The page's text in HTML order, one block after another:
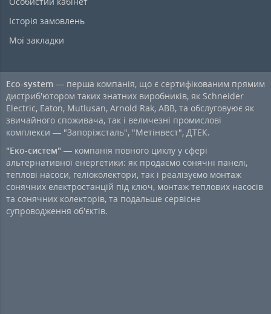
Історія замовлень
Мої закладки
Eco-system — перша компанія, що є сертифікованим прямим
дистриб'ютором таких знатних виробників, як Schneider
Electric, Eaton, Mutlusan, Arnold Rak, ABB, та обслуговуює як
звичайного споживача, так і величезні промислові
комплекси — "Запоріжсталь", "Метінвест", ДТЕК.
"Еко-систем" — компанія повного циклу у сфері
альтернативної енергетики: як продаємо сонячні панелі,
теплові насоси, геліоколектори, так і реалізуємо монтаж
сонячних електростанцій під ключ, монтаж теплових насосів
та сонячних колекторів, та подальше сервісне
супроводження об'єктів.